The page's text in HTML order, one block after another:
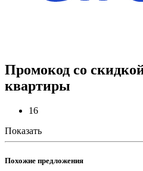
Промокод со
квартиры
16
Показать
Похожие предложения